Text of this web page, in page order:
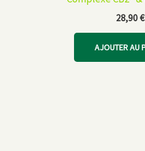
28,90€
AJOUTER AU